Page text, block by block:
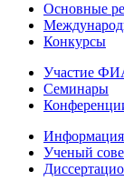
Основные
Конкурсы
Участие
Семинары
Ученый